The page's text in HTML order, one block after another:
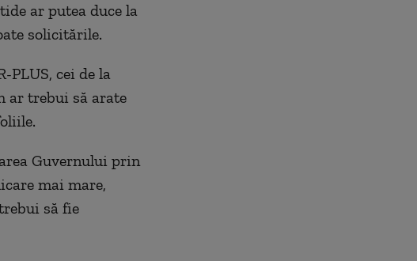
ar putea duce la
solicitările.
cei de la
ar trebui să arate
Guvernului prin
mai mare,
să fie